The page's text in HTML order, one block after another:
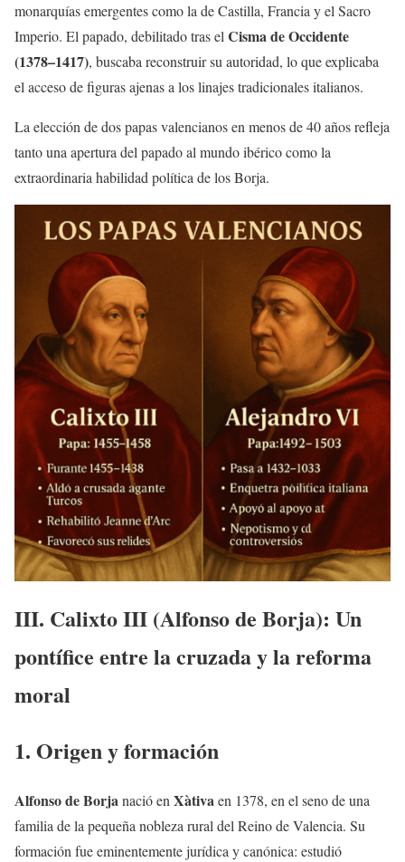
monarquías emergentes como la de Castilla, Francia y el Sacro
Imperio. El papado, debilitado tras elCisma de Occidente
(1378–1417), buscaba reconstruir su autoridad, lo que explicaba
el acceso de figuras ajenas a los linajes tradicionales italianos.
La elección de dos papas valencianos en menos de 40 años refleja
tanto una apertura del papado al mundo ibérico como la
extraordinaria habilidad política de los Borja.
III. Calixto III (Alfonso de Borja): Un
pontífice entre la cruzada y la reforma
moral
1. Origen y formación
Alfonso de Borjanació en Xàtivaen 1378, en el seno de una
familia de la pequeña nobleza rural del Reino de Valencia. Su
formación fue eminentemente jurídica y canónica: estudió